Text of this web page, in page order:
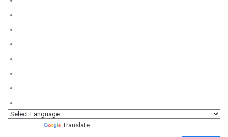
Translate